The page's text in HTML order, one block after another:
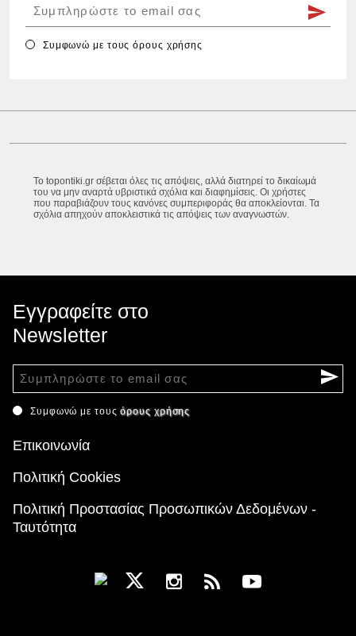
Συμφωνώ με τουςόρους χρήσης
Το topontiki.gr σέβεται όλες τις απόψεις, αλλά διατηρεί το δικαίωμά
του να μην αναρτά υβριστικά σχόλια και διαφημίσεις. Οι χρήστες
που παραβιάζουν τους κανόνες συμπεριφοράς θα αποκλείονται. Τα
σχόλια απηχούν αποκλειστικά τις απόψεις των αναγνωστών.
Εγγραφείτε στο
Newsletter
Συμφωνώ με τουςόρους χρήσης
Επικοινωνία
Πολιτική Cookies
Πολιτική Προστασίας Προσωπικών Δεδομένων -
Ταυτότητα